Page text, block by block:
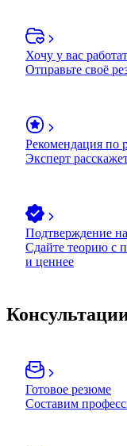
Хочу у вас
Отправьте своё
Рекомендация по
Эксперт
Подтверждение
Сдайте теорию с
и ценнее
Готовое резюме
Составим